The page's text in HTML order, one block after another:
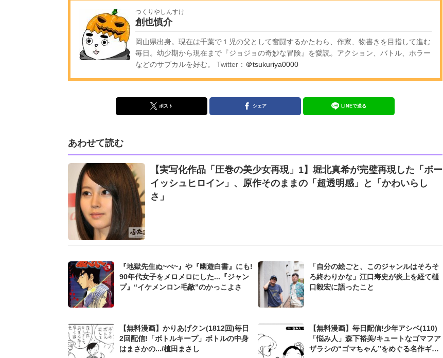
つくりやしんすけ
創也慎介
岡山県出身。現在は千葉で１児の父として奮闘するかたわら、作家、物書きを目指して進む
毎日。幼少期から現在まで『ジョジョの奇妙な冒険』を愛読。アクション、バトル、ホラー
などのサブカルを好む。 Twitter： ＠tsukuriya0000
ポスト シェア LINEで送る
あわせて読む
【実写化作品「圧巻の美少女再現」1】堀北真希が完璧再現した「ボー
イッシュヒロイン」、原作そのままの「超透明感」と「かわいらし
さ」
『地獄先生ぬ~べ~』や『幽遊白書』にも!
90年代女子をメロメロにした...『ジャン
プ』“イケメンロン毛敵”のかっこよさ
「自分の絵ごと、このジャンルはそろそ
ろ終わりかな」江口寿史が炎上を経て樋
口毅宏に語ったこと
【無料漫画】かりあげクン(1812回)毎日
2回配信!「ボトルキープ」ボトルの中身
はまさかの.../植田まさし
【無料漫画】毎日配信!少年アシベ(110)
「悩み人」森下裕美/キュートなゴマフア
ザラシの“ゴマちゃん”をめぐる名作ギャ